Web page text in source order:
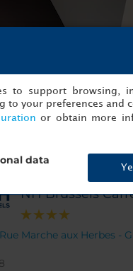
NH Brussels
Rue Marche aux Herbes -
to support browsing,
to your preferences and
or obtain more
data